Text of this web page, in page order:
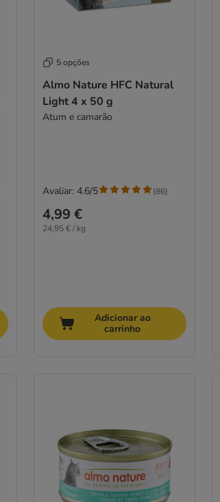
5 opções
Almo Nature HFC Natural
Light 4 x 50 g
Atum e camarão
4,99 €
24,95 € / kg
Avaliar: 4.6/5 (86)
Adicionar ao
carrinho